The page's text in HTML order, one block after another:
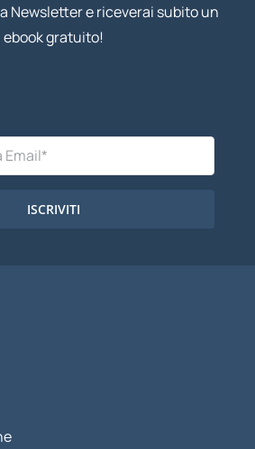
Newsletter e riceverai subito un
ebook gratuito!
ISCRIVITI